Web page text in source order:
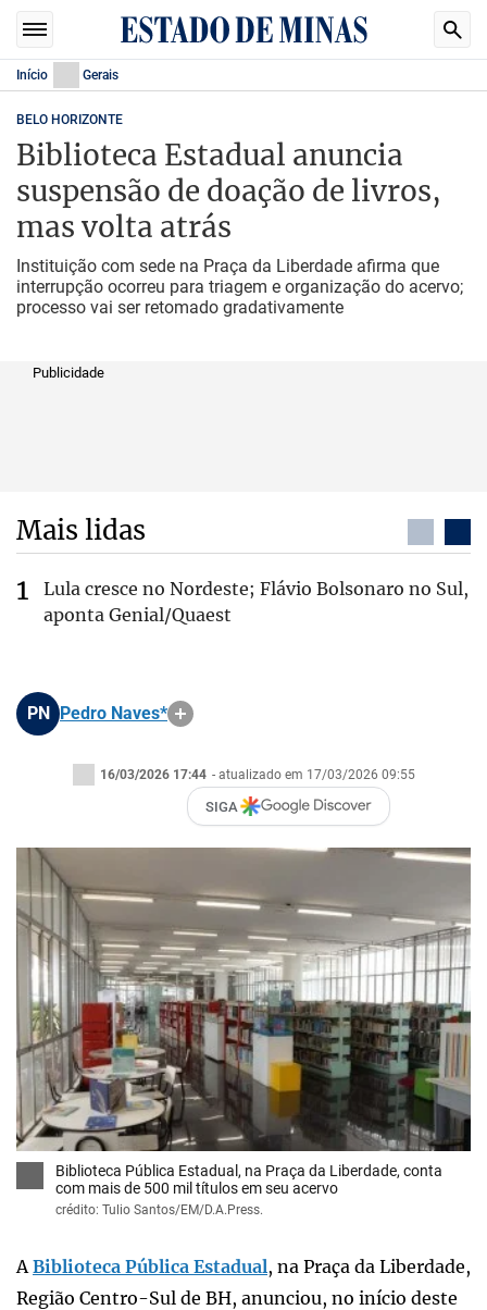
Início Gerais
BELO HORIZONTE
Biblioteca Estadual anuncia
suspensão de doação de livros,
mas volta atrás
Instituição com sede na Praça da Liberdade afirma que
interrupção ocorreu para triagem e organização do acervo;
processo vai ser retomado gradativamente
Publicidade
Mais lidas
Lula cresce no Nordeste; Flávio Bolsonaro no Sul,
aponta Genial/Quaest
PN Pedro Naves*
16/03/2026 17:44 - atualizado em 17/03/2026 09:55
SIGA
x
Biblioteca Pública Estadual, na Praça da Liberdade, conta
com mais de 500 mil títulos em seu acervo
crédito: Tulio Santos/EM/D.A.Press.
A Biblioteca Pública Estadual, na Praça da Liberdade,
Região Centro-Sul de BH, anunciou, no início deste